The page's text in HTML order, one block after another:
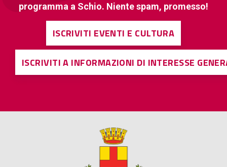
programma a Schio. Niente spam, promesso!
ISCRIVITI EVENTI E CULTURA
ISCRIVITI A INFORMAZIONI DI INTERESSE